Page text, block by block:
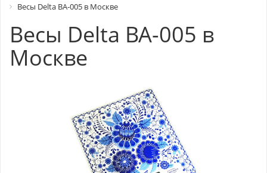
Весы Delta BA-005 в Москве
Весы Delta BA-005 в
Москве